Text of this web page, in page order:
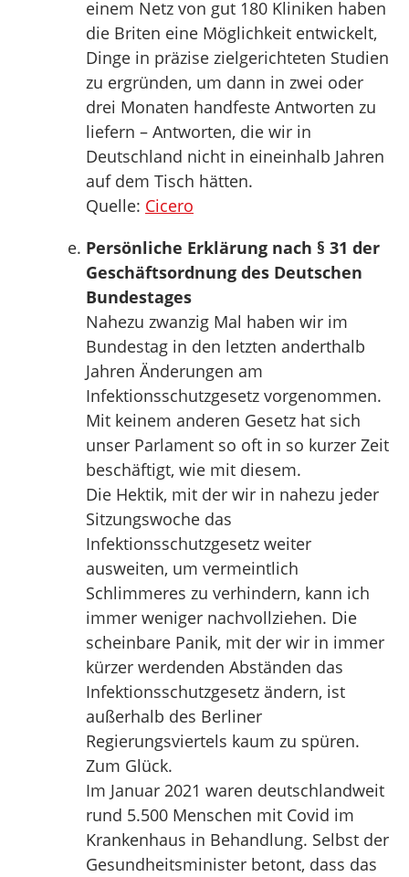
einem Netz von gut 180 Kliniken haben
die Briten eine Möglichkeit entwickelt,
Dinge in präzise zielgerichteten Studien
zu ergründen, um dann in zwei oder
drei Monaten handfeste Antworten zu
liefern – Antworten, die wir in
Deutschland nicht in eineinhalb Jahren
auf dem Tisch hätten.
Quelle: Cicero
Persönliche Erklärung nach § 31 der
Geschäftsordnung des Deutschen
Bundestages
Nahezu zwanzig Mal haben wir im
Bundestag in den letzten anderthalb
Jahren Änderungen am
Infektionsschutzgesetz vorgenommen.
Mit keinem anderen Gesetz hat sich
unser Parlament so oft in so kurzer Zeit
beschäftigt, wie mit diesem.
Die Hektik, mit der wir in nahezu jeder
Sitzungswoche das
Infektionsschutzgesetz weiter
ausweiten, um vermeintlich
Schlimmeres zu verhindern, kann ich
immer weniger nachvollziehen. Die
scheinbare Panik, mit der wir in immer
kürzer werdenden Abständen das
Infektionsschutzgesetz ändern, ist
außerhalb des Berliner
Regierungsviertels kaum zu spüren.
Zum Glück.
Im Januar 2021 waren deutschlandweit
rund 5.500 Menschen mit Covid im
Krankenhaus in Behandlung. Selbst der
Gesundheitsminister betont, dass das